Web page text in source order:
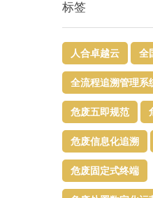
标签
人合卓越云 全
全流程追溯管理系
危废五即规范
危废信息化追溯
危废固定式终端